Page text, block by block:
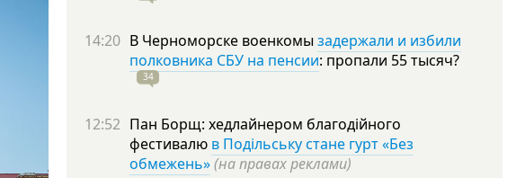
14:20 В Черноморске военкомы задержали и избили
полковника СБУ на пенсии: пропали 55тысяч?
34
12:52 Пан Борщ: хедлайнером благодійного
фестивалю в Подільську стане гурт «Без
обмежень»(на правах реклами)